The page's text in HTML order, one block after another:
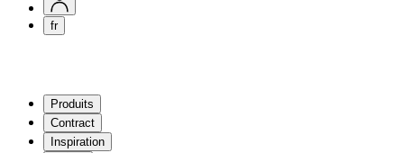
fr
Produits
Contract
Inspiration